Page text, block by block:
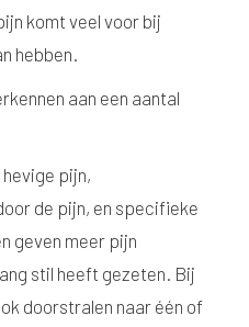
komt veel voor bij
hebben.
aan een aantal
pijn,
de pijn, en specifieke
geven meer pijn
stil heeft gezeten. Bij
doorstralen naar één of